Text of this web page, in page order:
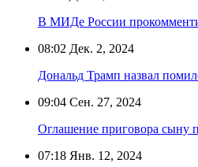
В МИДе России
08:02 Дек. 2, 2024
Дональд Трамп назвал
09:04 Сен. 27, 2024
Оглашение приговора сыну
07:18 Янв. 12, 2024